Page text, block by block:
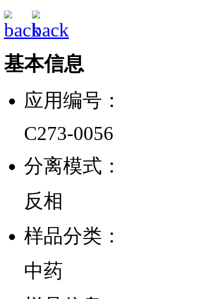
基本信息
应用编号：
C273-0056
分离模式：
反相
样品分类：
中药